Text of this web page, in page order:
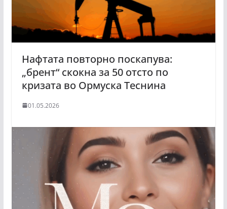
Нафтата повторно поскапува:
„брент“ скокна за 50 отсто по
кризата во Ормуска Теснина
01.05.2026